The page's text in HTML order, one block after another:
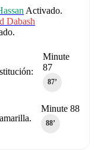
Activado.
Dabash
Minute
87
87‎’‎
Minute 88
88‎’‎